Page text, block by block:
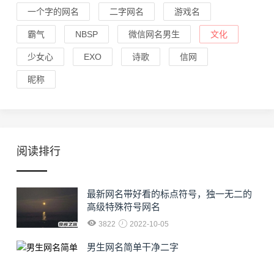
一个字的网名 二字网名 游戏名
霸气 NBSP 微信网名男生 文化
少女心 EXO 诗歌 信网
昵称
阅读排行
最新网名带好看的标点符号，独一无二的
高级特殊符号网名
3822 2022-10-05
男生网名简单干净二字